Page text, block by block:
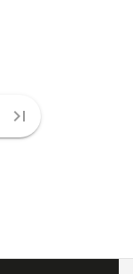
last_page